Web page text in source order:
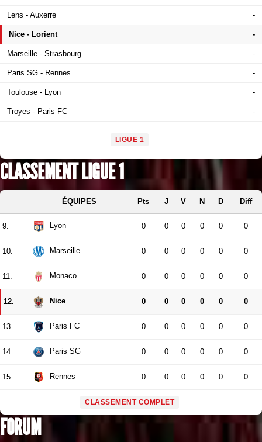
Lens - Auxerre -
Nice - Lorient -
Marseille - Strasbourg -
Paris SG - Rennes -
Toulouse - Lyon -
Troyes - Paris FC -
LIGUE 1
CLASSEMENT LIGUE 1
ÉQUIPES Pts J V N D Diff
9. Lyon 0 0 0 0 0 0
10. Marseille 0 0 0 0 0 0
11. Monaco 0 0 0 0 0 0
12. Nice 0 0 0 0 0 0
13. Paris FC 0 0 0 0 0 0
14. Paris SG 0 0 0 0 0 0
15. Rennes 0 0 0 0 0 0
CLASSEMENT COMPLET
FORUM